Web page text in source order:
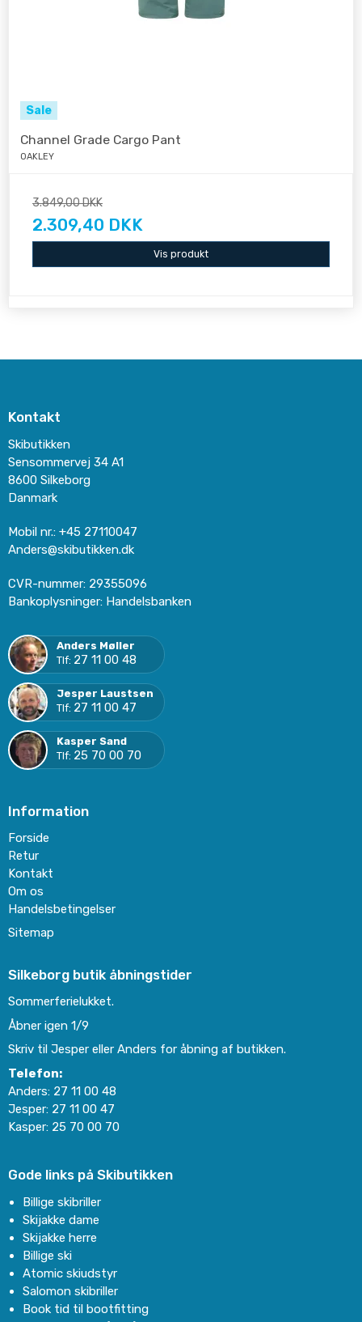
Sale
Channel Grade Cargo Pant
OAKLEY
3.849,00 DKK
2.309,40 DKK
Vis produkt
Kontakt
Skibutikken
Sensommervej 34 A1
8600 Silkeborg
Danmark
Mobil nr.: +45 27110047
Anders@skibutikken.dk
CVR-nummer: 29355096
Bankoplysninger: Handelsbanken
Anders Møller
Tlf: 27 11 00 48
Jesper Laustsen
Tlf: 27 11 00 47
Kasper Sand
Tlf: 25 70 00 70
Information
Forside
Retur
Kontakt
Om os
Handelsbetingelser
Sitemap
Silkeborg butik åbningstider
Sommerferielukket.
Åbner igen 1/9
Skriv til Jesper eller Anders for åbning af butikken.
Telefon:
Anders: 27 11 00 48
Jesper: 27 11 00 47
Kasper: 25 70 00 70
Gode links på Skibutikken
Billige skibriller
Skijakke dame
Skijakke herre
Billige ski
Atomic skiudstyr
Salomon skibriller
Book tid til bootfitting